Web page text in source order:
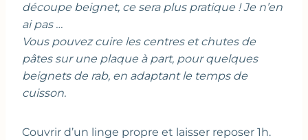
découpe beignet, ce sera plus pratique ! Je n’en
ai pas …
Vous pouvez cuire les centres et chutes de
pâtes sur une plaque à part, pour quelques
beignets de rab, en adaptant le temps de
cuisson.
Couvrir d’un linge propre et laisser reposer 1h.